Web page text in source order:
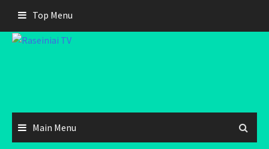
content
Top Menu
Main Menu